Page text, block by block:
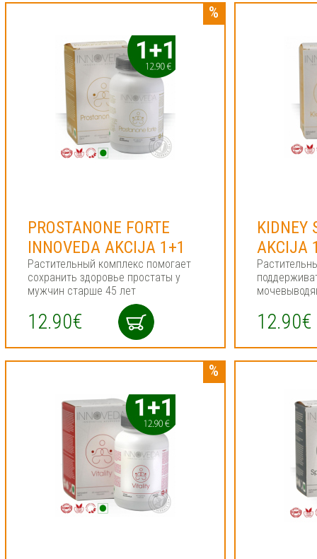
PROSTANONE FORTE
INNOVEDA AKCIJA 1+1
Растительный комплекс помогает
сохранить здоровье простаты у
мужчин старше 45 лет
12.90€
KIDNEY
AKCIJA
12.90€